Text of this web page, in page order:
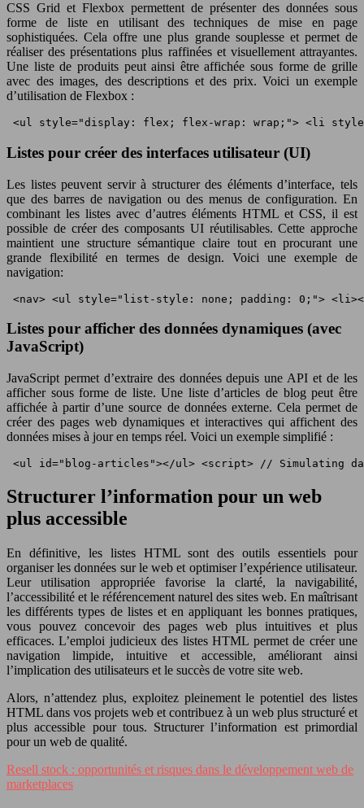
CSS Grid et Flexbox permettent de présenter des données sous
forme de liste en utilisant des techniques de mise en page
sophistiquées. Cela offre une plus grande souplesse et permet de
réaliser des présentations plus raffinées et visuellement attrayantes.
Une liste de produits peut ainsi être affichée sous forme de grille
avec des images, des descriptions et des prix. Voici un exemple
d’utilisation de Flexbox :
<ul style="display: flex; flex-wrap: wrap;"> <li
Listes pour créer des interfaces utilisateur (UI)
Les listes peuvent servir à structurer des éléments d’interface, tels
que des barres de navigation ou des menus de configuration. En
combinant les listes avec d’autres éléments HTML et CSS, il est
possible de créer des composants UI réutilisables. Cette approche
maintient une structure sémantique claire tout en procurant une
grande flexibilité en termes de design. Voici une exemple de
navigation:
<nav> <ul style="list-style: none; padding: 0;">
Listes pour afficher des données dynamiques (avec
JavaScript)
JavaScript permet d’extraire des données depuis une API et de les
afficher sous forme de liste. Une liste d’articles de blog peut être
affichée à partir d’une source de données externe. Cela permet de
créer des pages web dynamiques et interactives qui affichent des
données mises à jour en temps réel. Voici un exemple simplifié :
<ul id="blog-articles"></ul> <script> // Simulating
Structurer l’information pour un web
plus accessible
En définitive, les listes HTML sont des outils essentiels pour
organiser les données sur le web et optimiser l’expérience utilisateur.
Leur utilisation appropriée favorise la clarté, la navigabilité,
l’accessibilité et le référencement naturel des sites web. En maîtrisant
les différents types de listes et en appliquant les bonnes pratiques,
vous pouvez concevoir des pages web plus intuitives et plus
efficaces. L’emploi judicieux des listes HTML permet de créer une
navigation limpide, intuitive et accessible, améliorant ainsi
l’implication des utilisateurs et le succès de votre site web.
Alors, n’attendez plus, exploitez pleinement le potentiel des listes
HTML dans vos projets web et contribuez à un web plus structuré et
plus accessible pour tous. Structurer l’information est primordial
pour un web de qualité.
Resell stock : opportunités et risques dans le développement web de
marketplaces